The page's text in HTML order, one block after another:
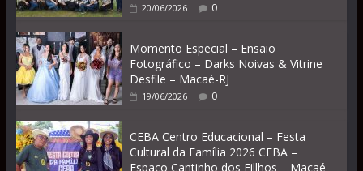
20/06/2026 0
Momento Especial – Ensaio
Fotográfico – Darks Noivas & Vitrine
Desfile – Macaé-RJ
19/06/2026 0
CEBA Centro Educacional – Festa
Cultural da Família 2026 CEBA –
Espaço Cantinho dos Fillhos – Macaé-